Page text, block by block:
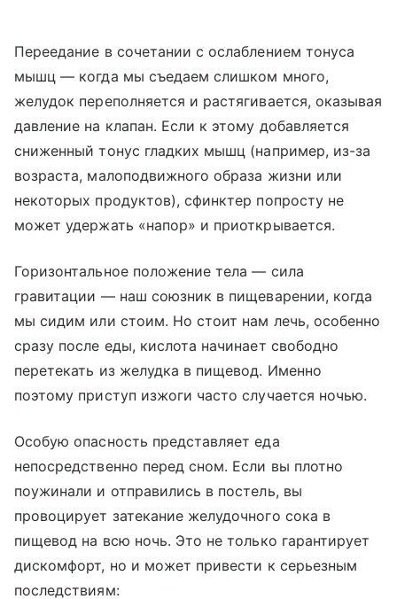
Переедание в сочетании с ослаблением тонуса
мышц — когда мы съедаем слишком много,
желудок переполняется и растягивается, оказывая
давление на клапан. Если к этому добавляется
сниженный тонус гладких мышц (например, из-за
возраста, малоподвижного образа жизни или
некоторых продуктов), сфинктер попросту не
может удержать «напор» и приоткрывается.
Горизонтальное положение тела — сила
гравитации — наш союзник в пищеварении, когда
мы сидим или стоим. Но стоит нам лечь, особенно
сразу после еды, кислота начинает свободно
перетекать из желудка в пищевод. Именно
поэтому приступ изжоги часто случается ночью.
Особую опасность представляет еда
непосредственно перед сном. Если вы плотно
поужинали и отправились в постель, вы
провоцирует затекание желудочного сока в
пищевод на всю ночь. Это не только гарантирует
дискомфорт, но и может привести к серьезным
последствиям: